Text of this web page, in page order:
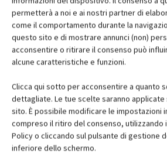
permetterà a noi e ai nostri partner di
come il comportamento durante la
questo sito e di mostrare annunci (non)
acconsentire o ritirare il consenso può
alcune caratteristiche e funzioni.
Clicca qui sotto per acconsentire a quanto
dettagliate. Le tue scelte saranno
sito. È possibile modificare le impostazioni
compreso il ritiro del consenso, utilizzando
Policy o cliccando sul pulsante di gestione
inferiore dello schermo.
Edicola web
Abbonati e regala
Iscriviti alla